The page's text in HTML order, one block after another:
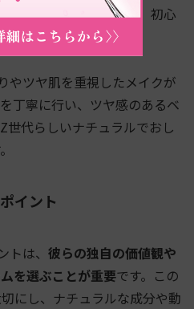
ンドを取り入れつつも、初心
方法をご紹介します。
やツヤ肌を重視したメイクが
丁寧に行い、ツヤ感のあるベ
世代らしいナチュラルでおし
イント
は、 彼らの独自の価値観や
を選ぶことが重要です。この
にし、ナチュラルな成分や動